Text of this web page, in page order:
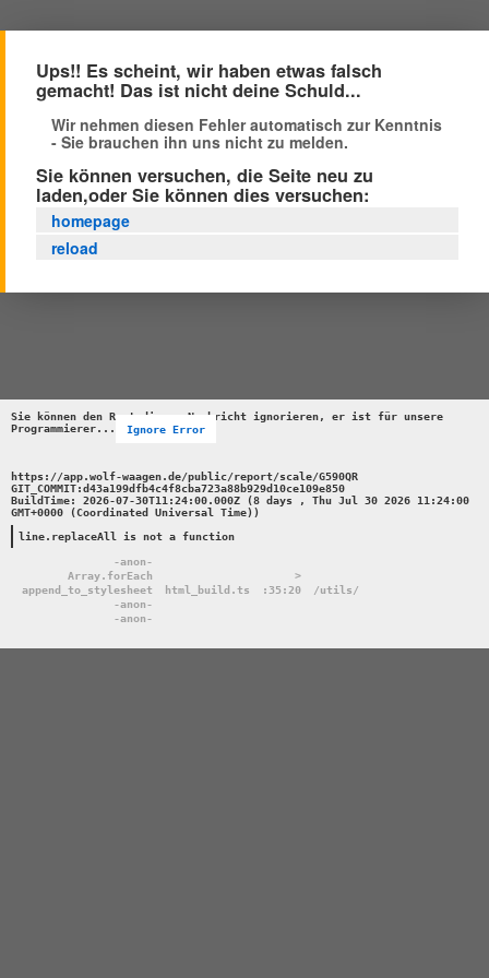
Ups!! Es scheint, wir haben etwas falsch
gemacht! Das ist nicht deine Schuld...
Wir nehmen diesen Fehler automatisch zur Kenntnis
- Sie brauchen ihn uns nicht zu melden.
Sie können versuchen, die Seite neu zu
laden,oder Sie können dies versuchen:
homepage
reload
Sie können den Rest dieser Nachricht ignorieren, er ist für unsere
Programmierer...
Ignore Error
https://app.wolf-waagen.de/public/report/scale/G590QR
GIT_COMMIT:d43a199dfb4c4f8cba723a88b929d10ce109e850
BuildTime: 2026-07-30T11:24:00.000Z (8 days , Thu Jul 30 2026 11:24:00
GMT+0000 (Coordinated Universal Time))
line.replaceAll is not a function
-anon-
Array.forEach
>
append_to_stylesheet
html_build.ts :35:20
/utils/
-anon-
-anon-